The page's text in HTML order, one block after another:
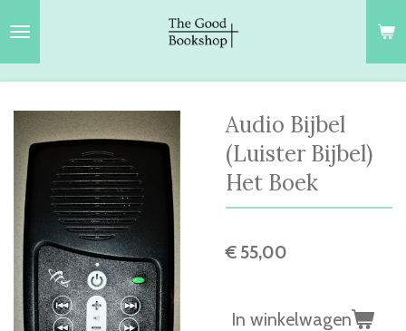
hoofdinhoud
Audio Bijbel
(Luister Bijbel)
Het Boek
€ 55,00
In winkelwagen